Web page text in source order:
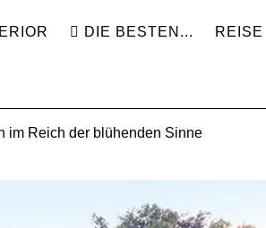
DIE BESTEN... REISE
im Reich der blühenden Sinne